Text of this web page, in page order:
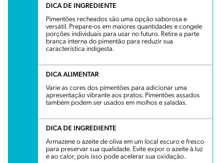
DICA DE INGREDIENTE
Pimentões recheados são uma opção saborosa e
versátil. Prepare-os em maiores quantidades e congele
porções individuais para usar no futuro. Retire a parte
branca interna do pimentão para reduzir sua
característica indigesta.
DICA ALIMENTAR
Varie as cores dos pimentões para adicionar uma
apresentação vibrante aos pratos. Pimentões assados
também podem ser usados em molhos e saladas.
DICA DE INGREDIENTE
Armazene o azeite de oliva em um local escuro e fresco
para preservar sua qualidade. Evite expor o azeite à luz
e ao calor, pois isso pode acelerar sua oxidação.